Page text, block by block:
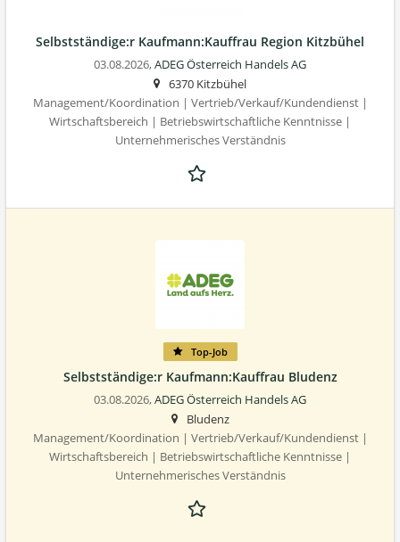
Selbstständige:r Kaufmann:Kauffrau Region Kitzbühel
03.08.2026,ADEG Österreich Handels AG
6370 Kitzbühel
Management/Koordination | Vertrieb/Verkauf/Kundendienst |
Wirtschaftsbereich | Betriebswirtschaftliche Kenntnisse |
Unternehmerisches Verständnis
Top-Job
Selbstständige:r Kaufmann:Kauffrau Bludenz
03.08.2026,ADEG Österreich Handels AG
Bludenz
Management/Koordination | Vertrieb/Verkauf/Kundendienst |
Wirtschaftsbereich | Betriebswirtschaftliche Kenntnisse |
Unternehmerisches Verständnis